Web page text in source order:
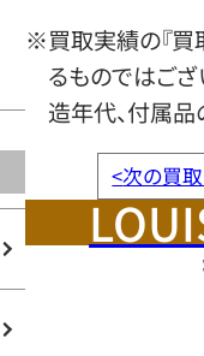
※買取実績の『買
るものではござ
造年代、付属品
<次の買